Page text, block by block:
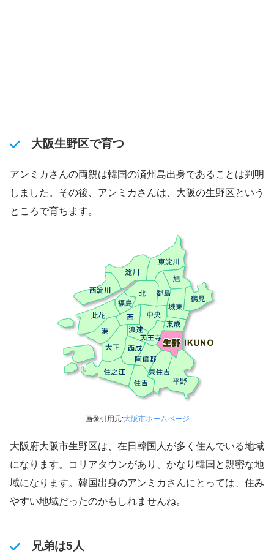
大阪生野区で育つ
アンミカさんの両親は韓国の済州島出身であることは判明
しました。その後、アンミカさんは、大阪の生野区という
ところで育ちます。
画像引用元:大阪市ホームページ
大阪府大阪市生野区は、在日韓国人が多く住んでいる地域
になります。コリアタウンがあり、かなり韓国と親密な地
域になります。韓国出身のアンミカさんにとっては、住み
やすい地域だったのかもしれませんね。
兄弟は5人